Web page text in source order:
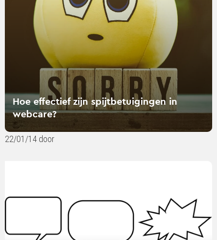
Hoe effectief zijn spijtbetuigingen in
webcare?
22/01/14 door
Hoe